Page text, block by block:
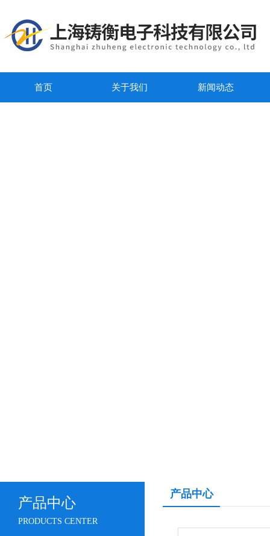
首页 关于我们 新闻动态
产品中心
PRODUCTS CENTER
产品中心